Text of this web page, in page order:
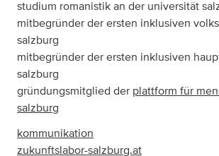
studium romanistik an der universität
mitbegründer der ersten inklusiven
salzburg
mitbegründer der ersten inklusiven
salzburg
gründungsmitglied der plattform für
salzburg
kommunikation
zukunftslabor-salzburg.at